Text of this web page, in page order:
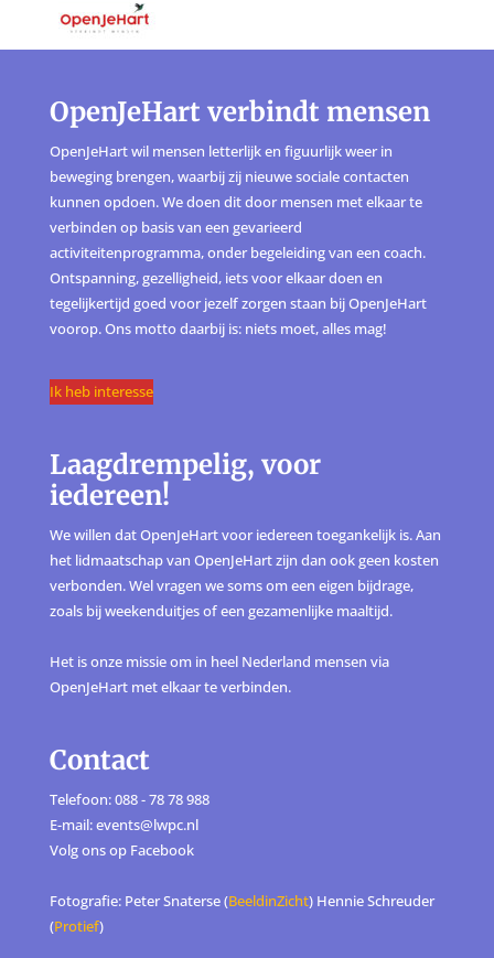
OpenJeHart verbindt mensen
OpenJeHart wil mensen letterlijk en figuurlijk weer in
beweging brengen, waarbij zij nieuwe sociale contacten
kunnen opdoen. We doen dit door mensen met elkaar te
verbinden op basis van een gevarieerd
activiteitenprogramma, onder begeleiding van een coach.
Ontspanning, gezelligheid, iets voor elkaar doen en
tegelijkertijd goed voor jezelf zorgen staan bij OpenJeHart
voorop. Ons motto daarbij is: niets moet, alles mag!
Ik heb interesse
Laagdrempelig, voor
iedereen!
We willen dat OpenJeHart voor iedereen toegankelijk is. Aan
het lidmaatschap van OpenJeHart zijn dan ook geen kosten
verbonden. Wel vragen we soms om een eigen bijdrage,
zoals bij weekenduitjes of een gezamenlijke maaltijd.
Het is onze missie om in heel Nederland mensen via
OpenJeHart met elkaar te verbinden.
Contact
Telefoon: 088 - 78 78 988
E-mail: events@lwpc.nl
Volg ons op Facebook
Fotografie: Peter Snaterse (BeeldinZicht) Hennie Schreuder
(Protief)